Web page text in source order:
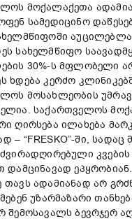
მოქალაქეთა
სამედიცინო
სახელმწიფო
30%-ს მფლობელი
ხდება კერძო
მოსახლეობის
საქართველოს
ღირსება ილახება
– “FRESKO”-ში,
დამცინავად
თავს ადამიანად არ
უზარმაზარი
შემოსავალს ბევრჯერ